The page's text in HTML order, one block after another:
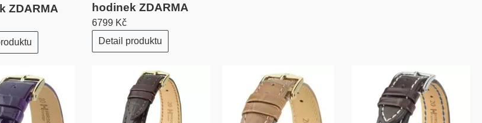
ZDARMA
hodinek ZDARMA
6799 Kč
Detail produktu